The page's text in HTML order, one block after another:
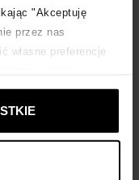
"Akceptuję
przez nas
własne preferencje
Sprawdź